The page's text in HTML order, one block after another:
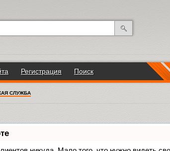
Регистрация Поиск
СЛУЖБА